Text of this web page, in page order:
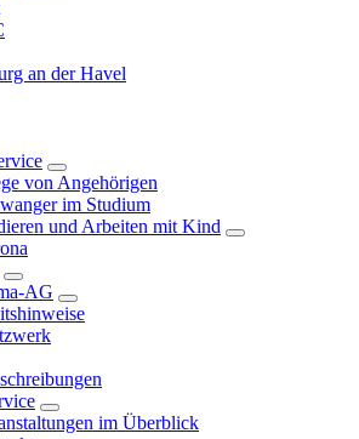
an der Havel
von Angehörigen
im Studium
und Arbeiten mit Kind
AG
im Überblick